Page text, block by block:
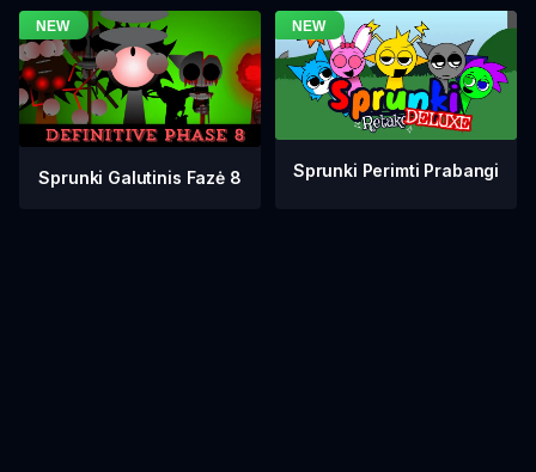
Sprunki Galutinis Fazė 8 Sprunki Perimti Prabangi